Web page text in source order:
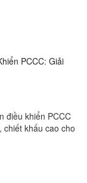
PCCC: Giải
điều khiển PCCC
chiết khấu cao cho